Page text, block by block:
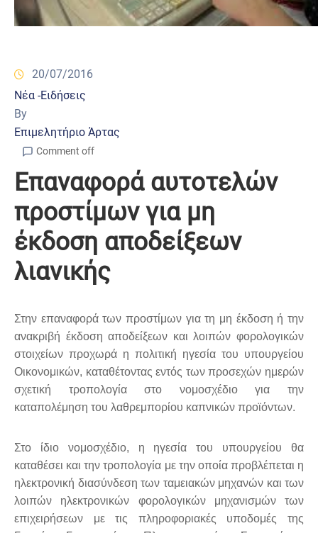
20/07/2016
Νέα -Ειδήσεις
By
Επιμελητήριο Άρτας
Comment off
Επαναφορά αυτοτελών
προστίμων για μη
έκδοση αποδείξεων
λιανικής
Στην επαναφορά των προστίμων για τη μη έκδοση ή την
ανακριβή έκδοση αποδείξεων και λοιπών φορολογικών
στοιχείων προχωρά η πολιτική ηγεσία του υπουργείου
Οικονομικών, καταθέτοντας εντός των προσεχών ημερών
σχετική τροπολογία στο νομοσχέδιο για την
καταπολέμηση του λαθρεμπορίου καπνικών προϊόντων.
Στο ίδιο νομοσχέδιο, η ηγεσία του υπουργείου θα
καταθέσει και την τροπολογία με την οποία προβλέπεται η
ηλεκτρονική διασύνδεση των ταμειακών μηχανών και των
λοιπών ηλεκτρονικών φορολογικών μηχανισμών των
επιχειρήσεων με τις πληροφοριακές υποδομές της